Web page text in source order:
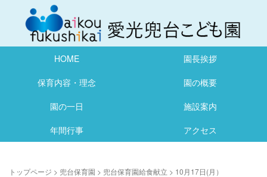
HOME
園長挨拶
保育内容・理念
園の概要
園の一日
施設案内
年間行事
アクセス
トップページ > 兜台保育園 > 兜台保育園給食献立 > 10月17日(月）